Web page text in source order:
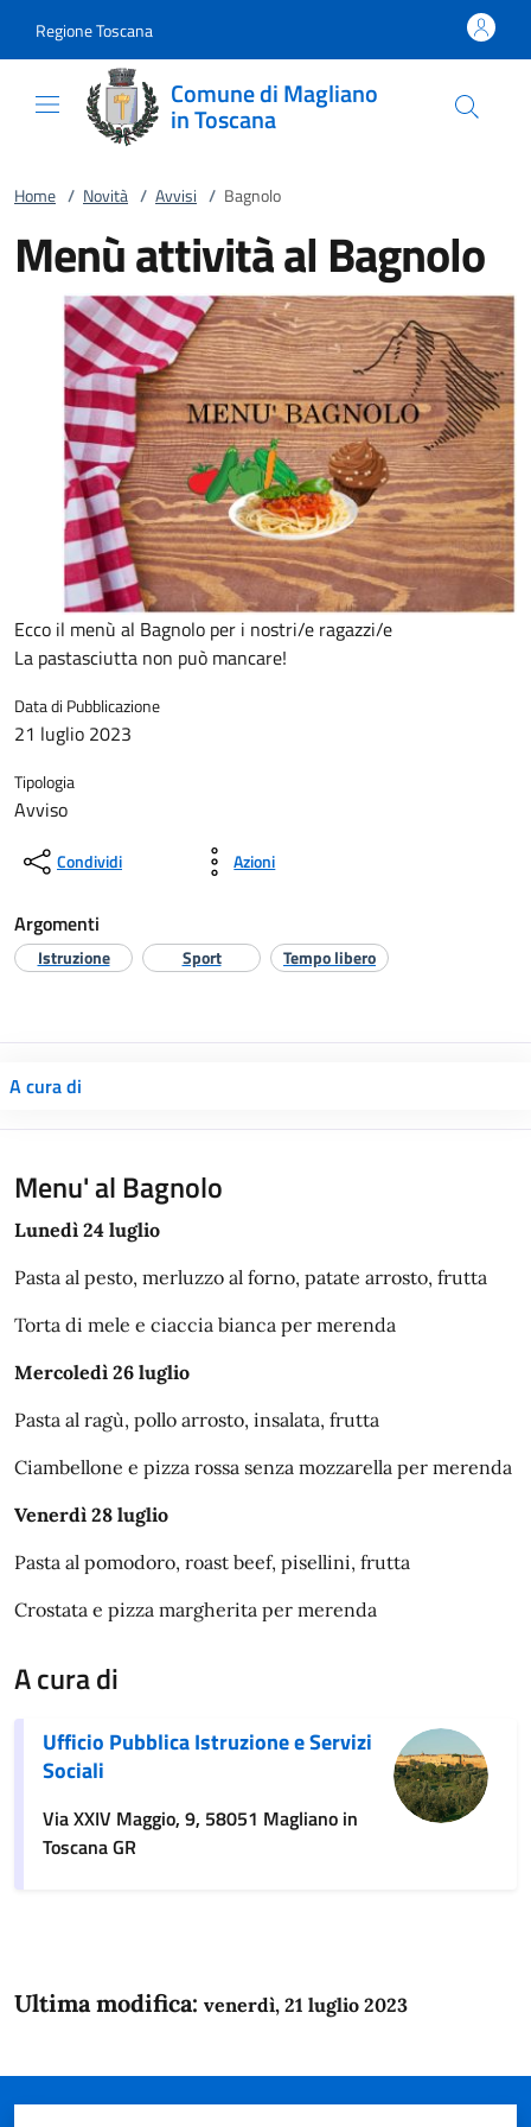
Regione Toscana
Comune di Magliano
in Toscana
Home / Novità / Avvisi / Bagnolo
Menù attività al Bagnolo
Ecco il menù al Bagnolo per i nostri/e ragazzi/e
La pastasciutta non può mancare!
Data di Pubblicazione
21 luglio 2023
Tipologia
Avviso
Condividi Azioni
Argomenti
Istruzione Sport Tempo libero
A cura di
Menu' al Bagnolo
Lunedì 24 luglio
Pasta al pesto, merluzzo al forno, patate arrosto, frutta
Torta di mele e ciaccia bianca per merenda
Mercoledì 26 luglio
Pasta al ragù, pollo arrosto, insalata, frutta
Ciambellone e pizza rossa senza mozzarella per merenda
Venerdì 28 luglio
Pasta al pomodoro, roast beef, pisellini, frutta
Crostata e pizza margherita per merenda
A cura di
Ufficio Pubblica Istruzione e Servizi
Sociali
Via XXIV Maggio, 9, 58051 Magliano in
Toscana GR
Ultima modifica: venerdì, 21 luglio 2023